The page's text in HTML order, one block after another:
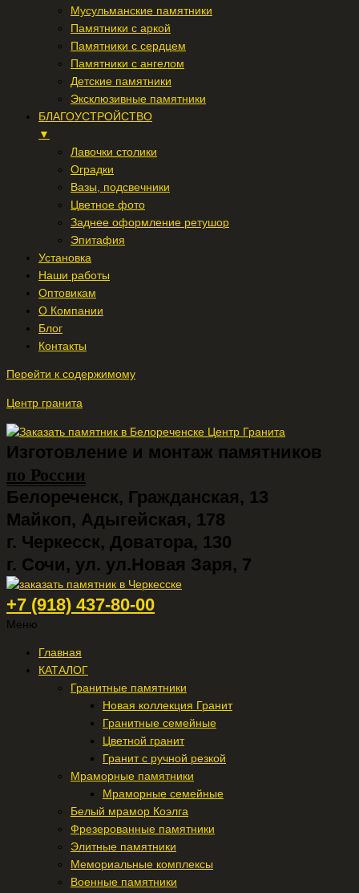
Мусульманские памятники
Памятники с аркой
Памятники с сердцем
Памятники с ангелом
Детские памятники
Эксклюзивные памятники
БЛАГОУСТРОЙСТВО
▼
Лавочки столики
Оградки
Вазы, подсвечники
Цветное фото
Заднее оформление ретушор
Эпитафия
Установка
Наши работы
Оптовикам
О Компании
Блог
Контакты
Перейти к содержимому
Центр гранита
Изготовление и монтаж памятников
по России
Белореченск, Гражданская, 13
Майкоп, Адыгейская, 178
г. Черкесск, Доватора, 130
г. Сочи, ул. ул.Новая Заря, 7
+7 (918) 437-80-00
Меню
Главная
КАТАЛОГ
Гранитные памятники
Новая коллекция Гранит
Гранитные семейные
Цветной гранит
Гранит с ручной резкой
Мраморные памятники
Мраморные семейные
Белый мрамор Коэлга
Фрезерованные памятники
Элитные памятники
Мемориальные комплексы
Военные памятники